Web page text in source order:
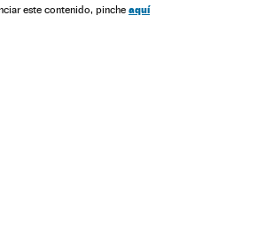
da União América Juan Guaidó
este contenido, pinche aquí